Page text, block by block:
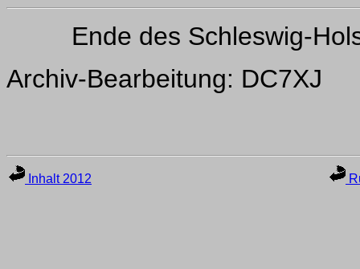
Ende des Schleswig-
Archiv-Bearbeitung: DC7XJ
Inhalt 2012